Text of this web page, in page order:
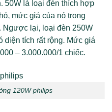
50W là loại đèn thích hợp
mức giá của nó trong
Ngược lại, loại đèn 250W
tích rất rộng. Mức giá
– 3.000.000/1 chiếc.
120W philips